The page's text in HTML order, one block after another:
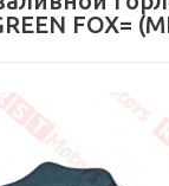
FOX=